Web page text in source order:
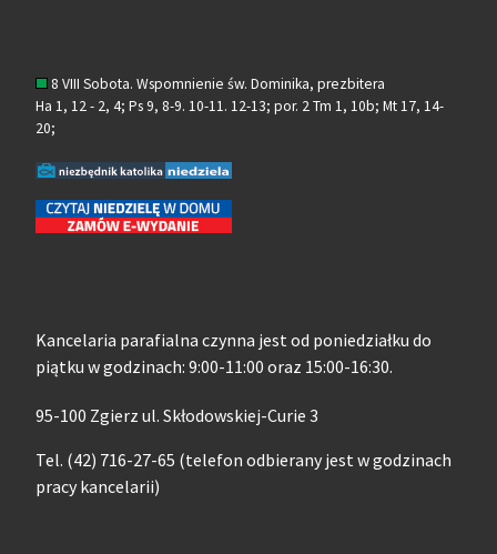
8 VIII Sobota. Wspomnienie św. Dominika, prezbitera
Ha 1, 12 - 2, 4; Ps 9, 8-9. 10-11. 12-13; por. 2 Tm 1, 10b; Mt 17, 14-
20;
Kancelaria parafialna czynna jest od poniedziałku do
piątku w godzinach: 9:00-11:00 oraz 15:00-16:30.
95-100 Zgierz ul. Skłodowskiej-Curie 3
Tel. (42) 716-27-65 (telefon odbierany jest w godzinach
pracy kancelarii)